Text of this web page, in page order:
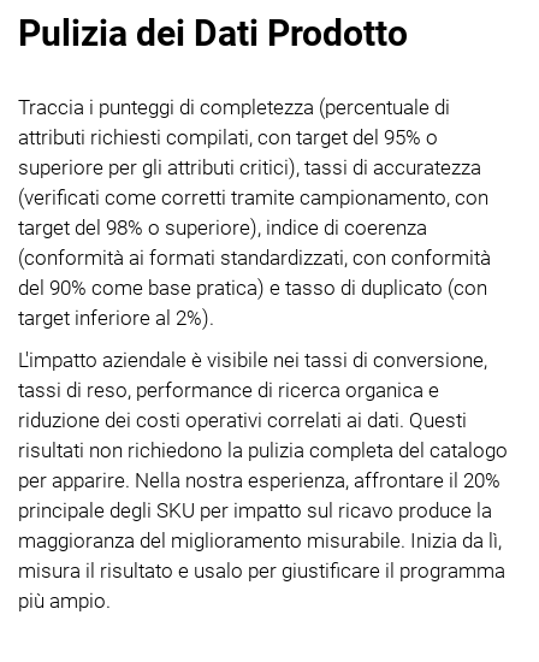
Pulizia dei Dati Prodotto
Traccia i punteggi di completezza (percentuale di
attributi richiesti compilati, con target del 95% o
superiore per gli attributi critici), tassi di accuratezza
(verificati come corretti tramite campionamento, con
target del 98% o superiore), indice di coerenza
(conformità ai formati standardizzati, con conformità
del 90% come base pratica) e tasso di duplicato (con
target inferiore al 2%).
L'impatto aziendale è visibile nei tassi di conversione,
tassi di reso, performance di ricerca organica e
riduzione dei costi operativi correlati ai dati. Questi
risultati non richiedono la pulizia completa del catalogo
per apparire. Nella nostra esperienza, affrontare il 20%
principale degli SKU per impatto sul ricavo produce la
maggioranza del miglioramento misurabile. Inizia da lì,
misura il risultato e usalo per giustificare il programma
più ampio.